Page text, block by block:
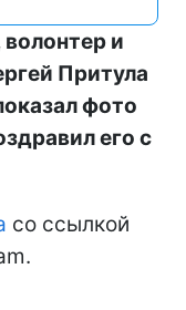
и
Притула
фото
его с
со ссылкой